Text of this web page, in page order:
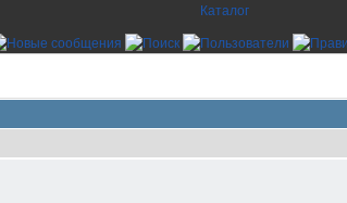
Каталог